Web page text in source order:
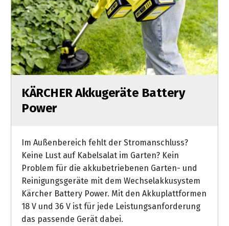
KÄRCHER Akkugeräte Battery
Power
Im Außenbereich fehlt der Stromanschluss?
Keine Lust auf Kabelsalat im Garten? Kein
Problem für die akkubetriebenen Garten- und
Reinigungsgeräte mit dem Wechselakkusystem
Kärcher Battery Power. Mit den Akkuplattformen
18 V und 36 V ist für jede Leistungsanforderung
das passende Gerät dabei.